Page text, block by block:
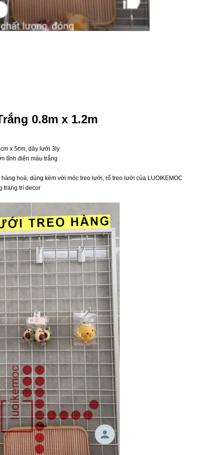
0.8m x 1.2m
x 5cm, dây lưới 3ly
tĩnh điện màu trắng
hoá, dùng kèm với móc treo lưới, rổ treo lưới của LUOIKEMOC
trang trí decor